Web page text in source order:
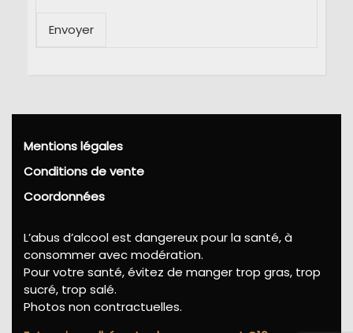
Envoyer
Mentions légales
Conditions de vente
Coordonnées
L’abus d’alcool est dangereux pour la santé, à
consommer avec modération.
Pour votre santé, évitez de manger trop gras, trop
sucré, trop salé.
Photos non contractuelles.